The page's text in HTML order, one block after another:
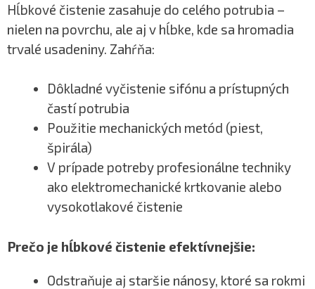
Hĺbkové čistenie zasahuje do celého potrubia –
nielen na povrchu, ale aj v hĺbke, kde sa hromadia
trvalé usadeniny. Zahŕňa:
Dôkladné vyčistenie sifónu a prístupných
častí potrubia
Použitie mechanických metód (piest,
špirála)
V prípade potreby profesionálne techniky
ako elektromechanické krtkovanie alebo
vysokotlakové čistenie
Prečo je hĺbkové čistenie efektívnejšie:
Odstraňuje aj staršie nánosy, ktoré sa rokmi